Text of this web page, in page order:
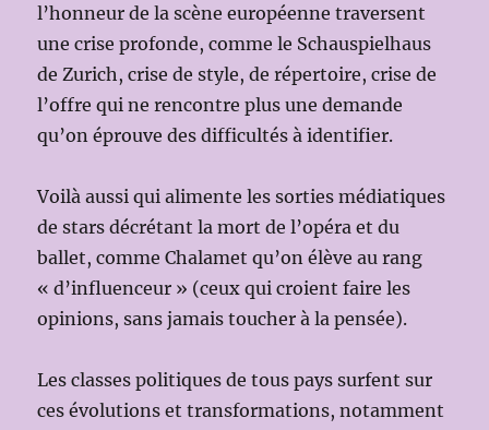
l’honneur de la scène européenne traversent
une crise profonde, comme le Schauspielhaus
de Zurich, crise de style, de répertoire, crise de
l’offre qui ne rencontre plus une demande
qu’on éprouve des difficultés à identifier.
Voilà aussi qui alimente les sorties médiatiques
de stars décrétant la mort de l’opéra et du
ballet, comme Chalamet qu’on élève au rang
« d’influenceur » (ceux qui croient faire les
opinions, sans jamais toucher à la pensée).
Les classes politiques de tous pays surfent sur
ces évolutions et transformations, notamment